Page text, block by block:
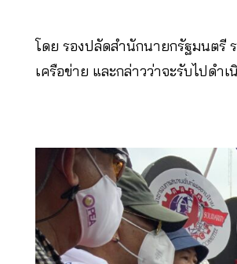
โดย รองปลัดสำนักนายกรัฐมนตรี
เครือข่าย และกล่าวว่าจะรับไปดำเ